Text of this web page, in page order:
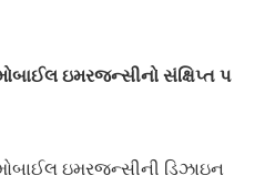
ઇમરજન્સીનો સંક્ષિપ્ત પ
ઇમરજન્સીની ડિઝાઇન